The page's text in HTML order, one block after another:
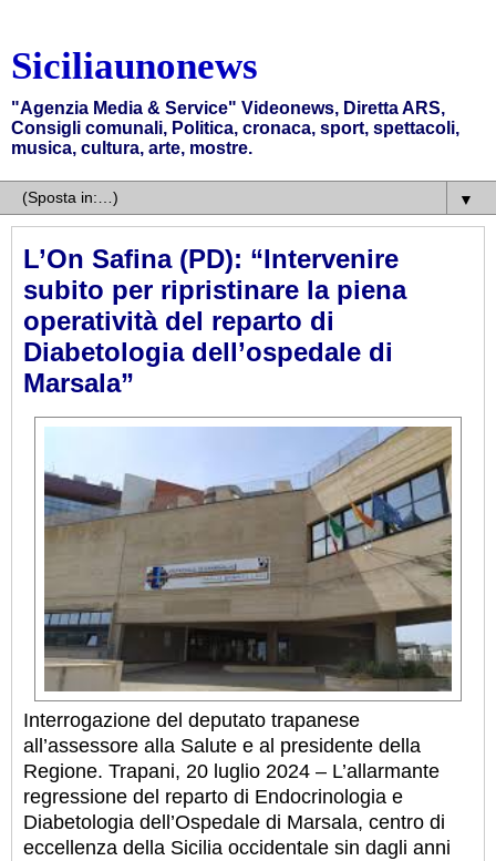
Siciliaunonews
"Agenzia Media & Service" Videonews, Diretta ARS,
Consigli comunali, Politica, cronaca, sport, spettacoli,
musica, cultura, arte, mostre.
▼
L’On Safina (PD): “Intervenire
subito per ripristinare la piena
operatività del reparto di
Diabetologia dell’ospedale di
Marsala”
Interrogazione del deputato trapanese
all’assessore alla Salute e al presidente della
Regione. Trapani, 20 luglio 2024 – L’allarmante
regressione del reparto di Endocrinologia e
Diabetologia dell’Ospedale di Marsala, centro di
eccellenza della Sicilia occidentale sin dagli anni